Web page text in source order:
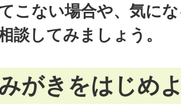
こない場合や、気に
談してみましょう。
がきをはじめ